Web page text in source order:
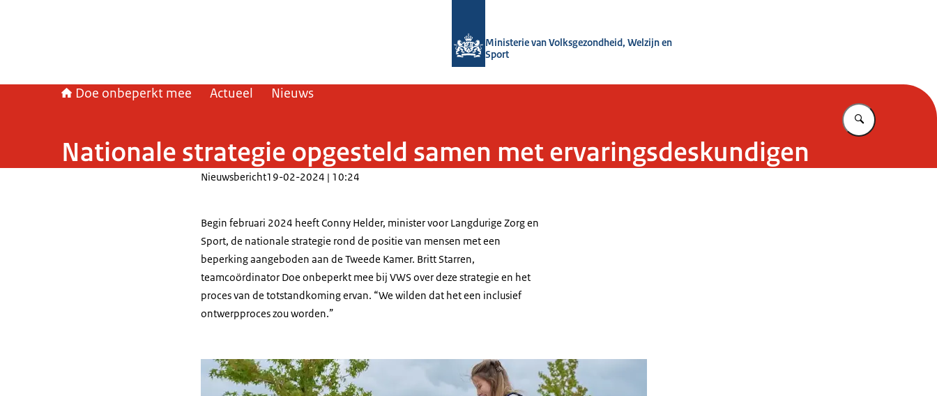
Ministerie van Volksgezondheid, Welzijn en
Sport
Doe onbeperkt mee Actueel Nieuws
Vul in wat u
Nationale strategie opgesteld samen met ervaringsdeskundigen
Nieuwsbericht19-02-2024 | 10:24
Begin februari 2024 heeft Conny Helder, minister voor Langdurige Zorg en
Sport, de nationale strategie rond de positie van mensen met een
beperking aangeboden aan de Tweede Kamer. Britt Starren,
teamcoördinator Doe onbeperkt mee bij VWS over deze strategie en het
proces van de totstandkoming ervan. “We wilden dat het een inclusief
ontwerpproces zou worden.”